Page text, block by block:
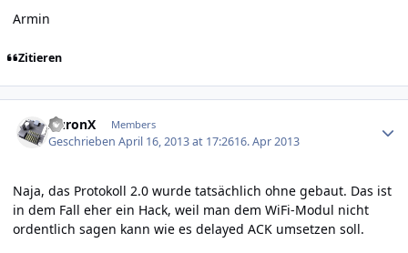
Armin
Zitieren
AuronX Members
GeschriebenApril 16, 2013 at 17:2616. Apr 2013
Naja, das Protokoll 2.0 wurde tatsächlich ohne gebaut. Das ist
in dem Fall eher ein Hack, weil man dem WiFi-Modul nicht
ordentlich sagen kann wie es delayed ACK umsetzen soll.